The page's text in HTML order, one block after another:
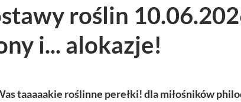
roślin
i... alokazje!
taaaaakie roślinne perełki! dla miłośników